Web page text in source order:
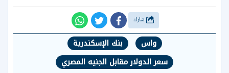
واس
بنك الإسكندرية
سعر الدولار مقابل الجنيه المصري